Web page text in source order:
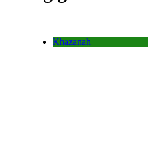
Khazanah